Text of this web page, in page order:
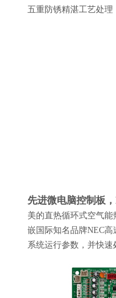
五重防锈精湛工艺处
先进微电脑控制板
美的直热循环式空气
嵌国际知名品牌NEC
系统运行参数，并快